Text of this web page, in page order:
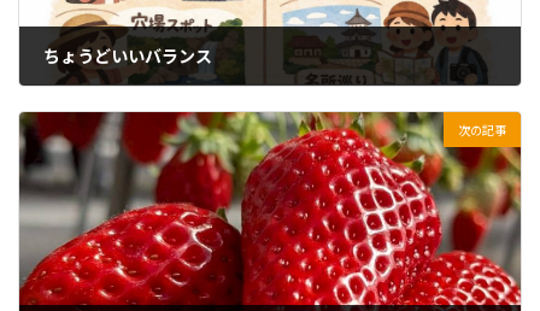
ちょうどいいバランス
次の記事